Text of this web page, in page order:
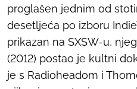
proglašen jednim od
desetljeća po izboru
prikazan na SXSW-u,
(2012) postao je kultni
je s Radioheadom i